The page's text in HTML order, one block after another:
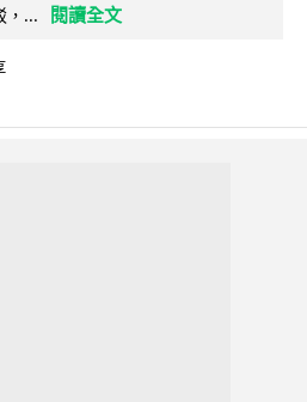
，...
閱讀全文